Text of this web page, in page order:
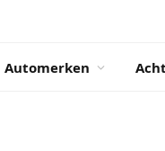
Automerken